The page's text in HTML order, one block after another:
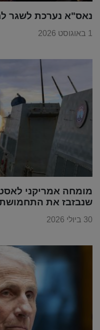
נאס"א נערכת לשגר
1 באוגוסט 2026
מומחה אמריקני
שנבזבז את
30 ביולי 2026